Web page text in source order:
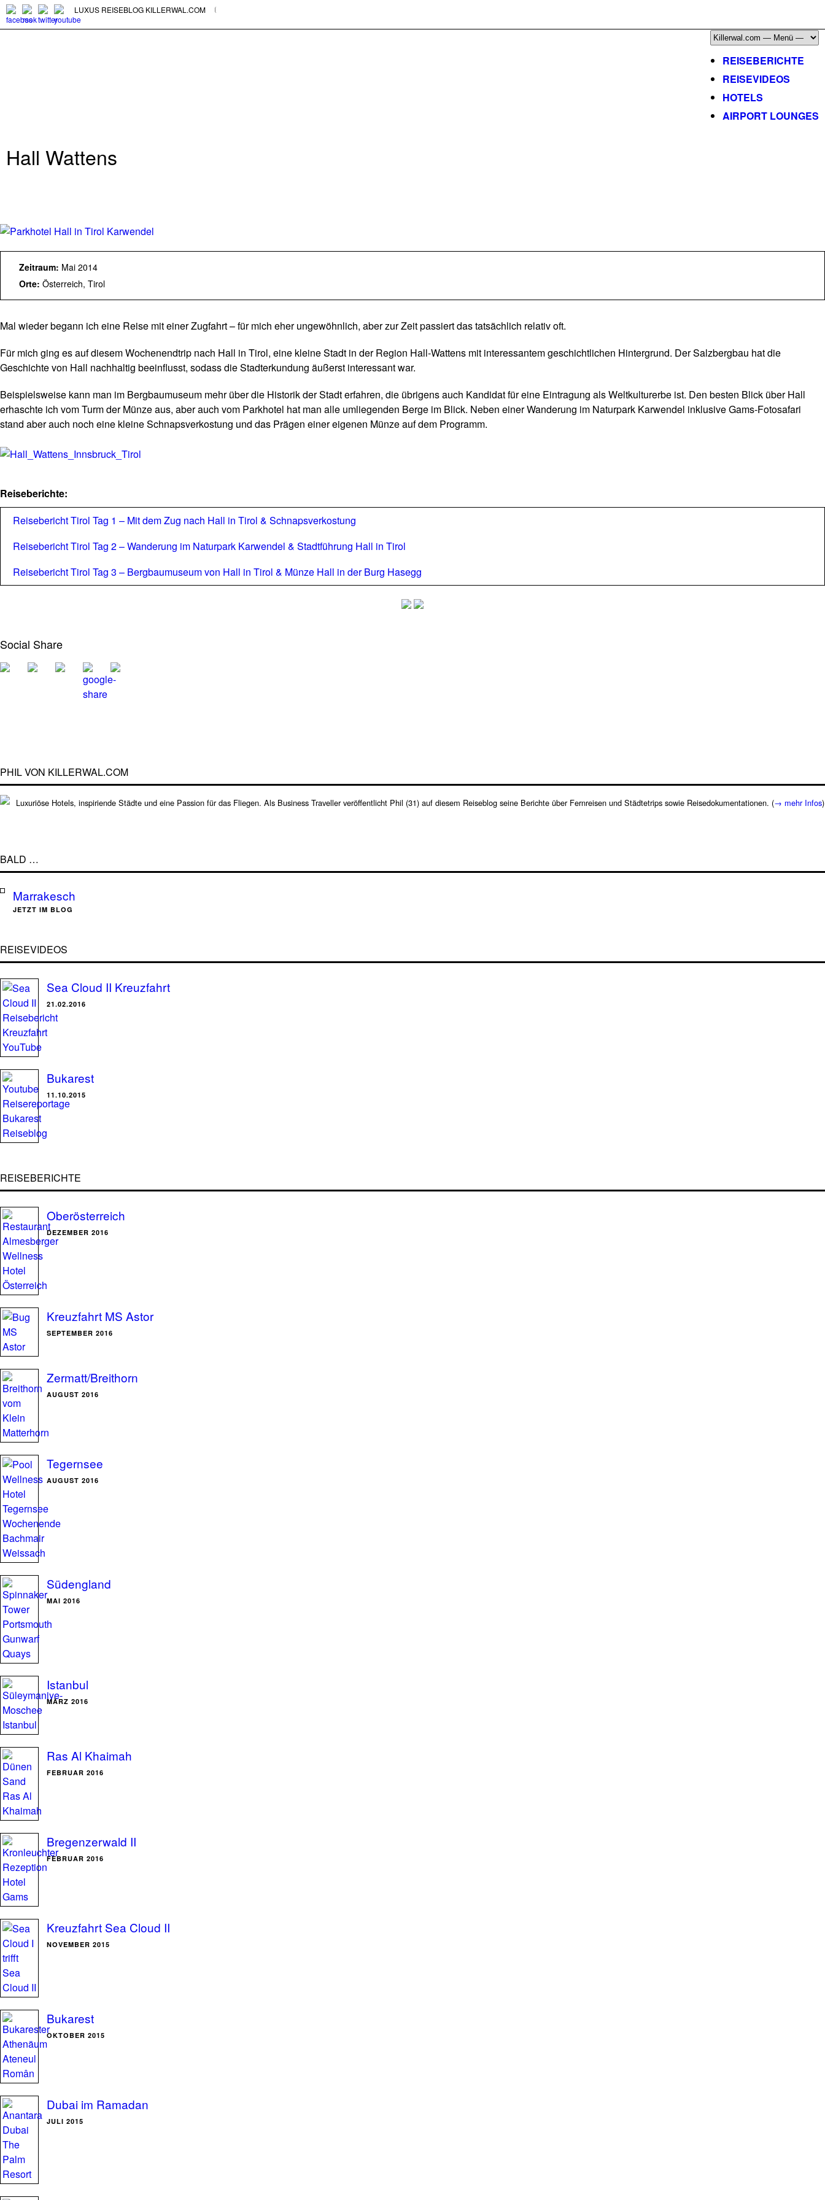
LUXUS REISEBLOG KILLERWAL.COM
REISEBERICHTE
REISEVIDEOS
HOTELS
AIRPORT LOUNGES
Hall Wattens
Zeitraum: Mai 2014
Orte: Österreich, Tirol
Mal wieder begann ich eine Reise mit einer Zugfahrt – für mich eher ungewöhnlich, aber zur Zeit passiert das tatsächlich relativ oft.
Für mich ging es auf diesem Wochenendtrip nach Hall in Tirol, eine kleine Stadt in der Region Hall-Wattens mit interessantem geschichtlichen Hintergrund. Der Salzbergbau hat die
Geschichte von Hall nachhaltig beeinflusst, sodass die Stadterkundung äußerst interessant war.
Beispielsweise kann man im Bergbaumuseum mehr über die Historik der Stadt erfahren, die übrigens auch Kandidat für eine Eintragung als Weltkulturerbe ist. Den besten Blick über Hall
erhaschte ich vom Turm der Münze aus, aber auch vom Parkhotel hat man alle umliegenden Berge im Blick. Neben einer Wanderung im Naturpark Karwendel inklusive Gams-Fotosafari
stand aber auch noch eine kleine Schnapsverkostung und das Prägen einer eigenen Münze auf dem Programm.
Reiseberichte:
Reisebericht Tirol Tag 1 – Mit dem Zug nach Hall in Tirol & Schnapsverkostung
Reisebericht Tirol Tag 2 – Wanderung im Naturpark Karwendel & Stadtführung Hall in Tirol
Reisebericht Tirol Tag 3 – Bergbaumuseum von Hall in Tirol & Münze Hall in der Burg Hasegg
Social Share
PHIL VON KILLERWAL.COM
Luxuriöse Hotels, inspiriende Städte und eine Passion für das Fliegen. Als Business Traveller veröffentlicht Phil (31) auf diesem Reiseblog seine Berichte über Fernreisen und Städtetrips sowie Reisedokumentationen. (→ mehr Infos)
BALD …
Marrakesch
JETZT IM BLOG
REISEVIDEOS
Sea Cloud II Kreuzfahrt
21.02.2016
Bukarest
11.10.2015
REISEBERICHTE
Oberösterreich
DEZEMBER 2016
Kreuzfahrt MS Astor
SEPTEMBER 2016
Zermatt/Breithorn
AUGUST 2016
Tegernsee
AUGUST 2016
Südengland
MAI 2016
Istanbul
MÄRZ 2016
Ras Al Khaimah
FEBRUAR 2016
Bregenzerwald II
FEBRUAR 2016
Kreuzfahrt Sea Cloud II
NOVEMBER 2015
Bukarest
OKTOBER 2015
Dubai im Ramadan
JULI 2015